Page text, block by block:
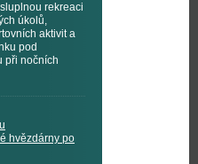
rekreaci
úkolů,
aktivit a
pod
při nočních
hvězdárny po